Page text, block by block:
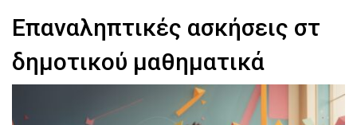
Επαναληπτικές ασκήσεις στ
δημοτικού μαθηματικά